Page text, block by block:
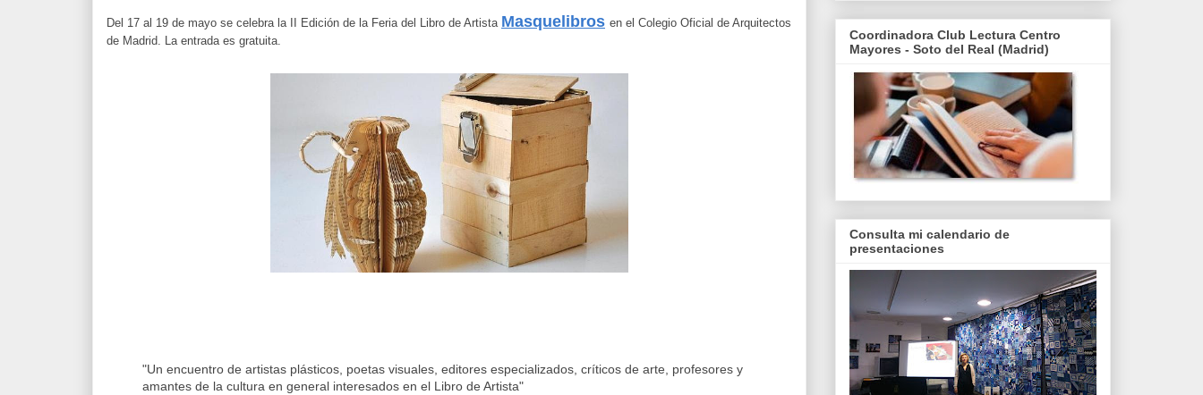
Del 17 al 19 de mayo se celebra la II Edición de la Feria del Libro de Artista Masquelibros en el Colegio Oficial de Arquitectos
de Madrid. La entrada es gratuita.
"Un encuentro de artistas plásticos, poetas visuales, editores especializados, críticos de arte, profesores y
amantes de la cultura en general interesados en el Libro de Artista"
Coordinadora Club Lectura Centro
Mayores - Soto del Real (Madrid)
Consulta mi calendario de
presentaciones